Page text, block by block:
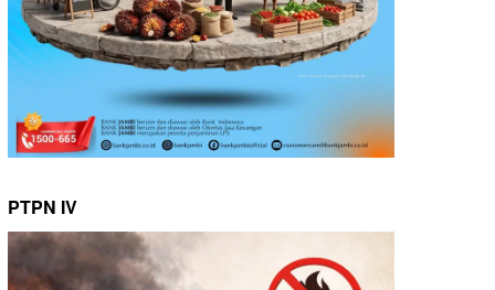
PTPN IV